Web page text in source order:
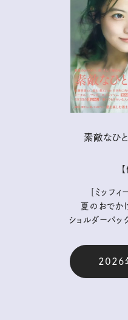
素敵なひ
［ミッフ
夏のおでか
ショルダーバッ
2026